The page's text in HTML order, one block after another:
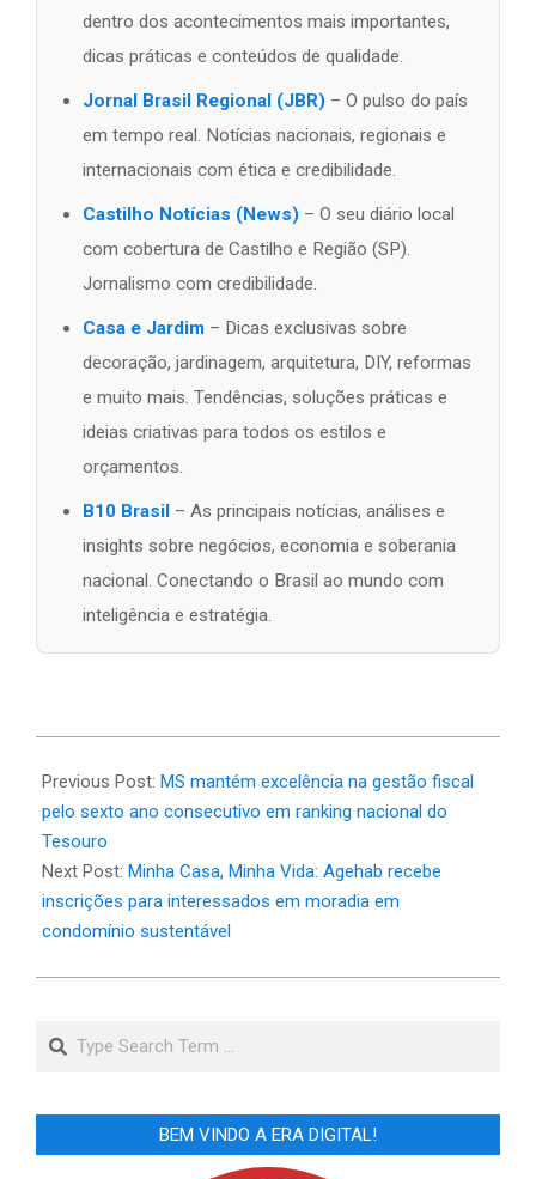
dentro dos acontecimentos mais importantes,
dicas práticas e conteúdos de qualidade.
Jornal Brasil Regional (JBR) – O pulso do país
em tempo real. Notícias nacionais, regionais e
internacionais com ética e credibilidade.
Castilho Notícias (News) – O seu diário local
com cobertura de Castilho e Região (SP).
Jornalismo com credibilidade.
Casa e Jardim – Dicas exclusivas sobre
decoração, jardinagem, arquitetura, DIY, reformas
e muito mais. Tendências, soluções práticas e
ideias criativas para todos os estilos e
orçamentos.
B10 Brasil – As principais notícias, análises e
insights sobre negócios, economia e soberania
nacional. Conectando o Brasil ao mundo com
inteligência e estratégia.
06-
23
Previous Post: MS mantém excelência na gestão fiscal
pelo sexto ano consecutivo em ranking nacional do
Tesouro
Next Post: Minha Casa, Minha Vida: Agehab recebe
inscrições para interessados em moradia em
condomínio sustentável
Search
BEM VINDO A ERA DIGITAL!